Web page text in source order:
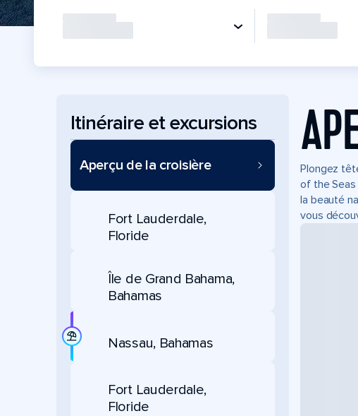
Itinéraire et excursions
Aperçu de la croisière
Fort Lauderdale,
Floride
Île de Grand Bahama,
Bahamas
Nassau, Bahamas
Fort Lauderdale,
Floride
Plongez
of the
la beauté
vous